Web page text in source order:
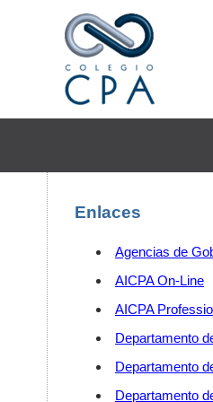
Enlaces
Agencias de
AICPA On-Line
AICPA
Departamento
Departamento
Departamento